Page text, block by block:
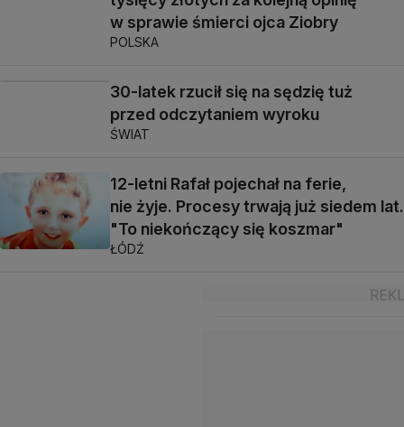
w sprawie śmierci ojca Ziobry
POLSKA
30-latek rzucił się na sędzię tuż
przed odczytaniem wyroku
ŚWIAT
12-letni Rafał pojechał na ferie,
nie żyje. Procesy trwają już siedem lat.
"To niekończący się koszmar"
ŁÓDŹ